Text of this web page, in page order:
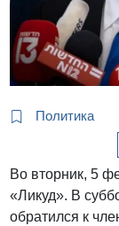
Политика
Во вторник, 5
«Ликуд». В
обратился к